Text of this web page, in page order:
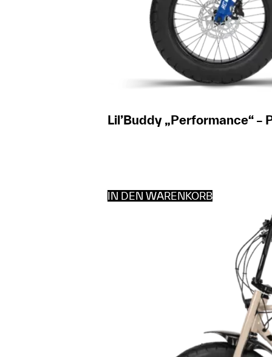
Lil’Buddy „Performance“ –
IN DEN WARENKORB